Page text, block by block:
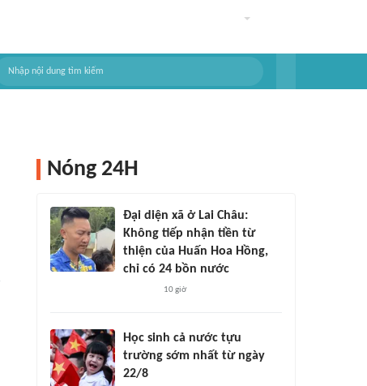
Nóng 24H
Đại diện xã ở Lai Châu:
Không tiếp nhận tiền từ
thiện của Huấn Hoa Hồng,
chỉ có 24 bồn nước
10 giờ
Học sinh cả nước tựu
trường sớm nhất từ ngày
22/8